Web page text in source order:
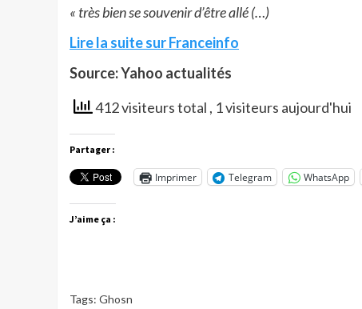
« très bien se souvenir d’être allé (…)
Lire la suite sur Franceinfo
Source: Yahoo actualités
412 visiteurs total , 1 visiteurs aujourd'hui
Partager :
Imprimer Telegram WhatsApp
J’aime ça :
Tags: Ghosn